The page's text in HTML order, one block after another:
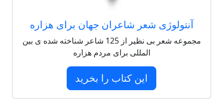
آنتولوژی شعر شاعران جهان برای هزاره
مجموعه شعر بی نظیر از 125 شاعر شناخته شده ی بین
المللی برای مردم هزاره
این کتاب را بخرید